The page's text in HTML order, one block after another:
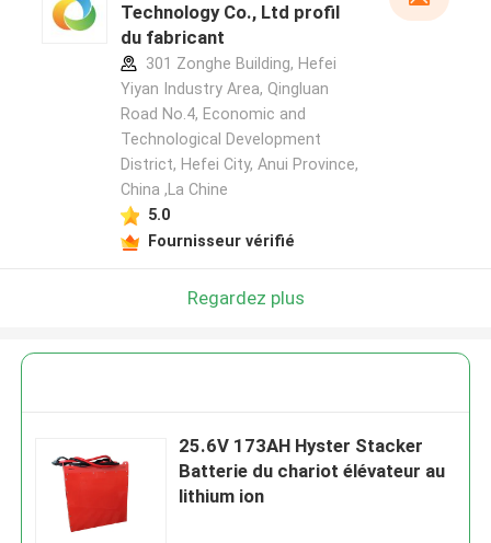
Technology Co., Ltd profil
du fabricant
301 Zonghe Building, Hefei
Yiyan Industry Area, Qingluan
Road No.4, Economic and
Technological Development
District, Hefei City, Anui Province,
China ,La Chine
5.0
Fournisseur vérifié
Regardez plus
25.6V 173AH Hyster Stacker
Batterie du chariot élévateur au
lithium ion